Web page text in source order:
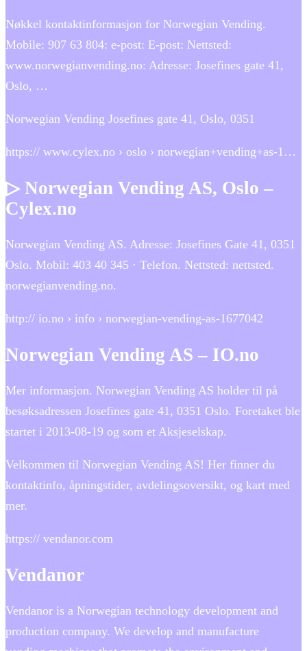
Nøkkel kontaktinformasjon for Norwegian Vending.
Mobile: 907 63 804: e-post: E-post: Nettsted:
www.norwegianvending.no: Adresse: Josefines gate 41,
Oslo, …
Norwegian Vending Josefines gate 41, Oslo, 0351
https:// www.cylex.no › oslo › norwegian+vending+as-1…
▷ Norwegian Vending AS, Oslo –
Cylex.no
Norwegian Vending AS. Adresse: Josefines Gate 41, 0351
Oslo. Mobil: 403 40 345 · Telefon. Nettsted: nettsted.
norwegianvending.no.
http:// io.no › info › norwegian-vending-as-1677042
Norwegian Vending AS – IO.no
Mer informasjon. Norwegian Vending AS holder til på
besøksadressen Josefines gate 41, 0351 Oslo. Foretaket ble
startet i 2013-08-19 og som et Aksjeselskap.
Velkommen til Norwegian Vending AS! Her finner du
kontaktinfo, åpningstider, avdelingsoversikt, og kart med
mer.
https:// vendanor.com
Vendanor
Vendanor is a Norwegian technology development and
production company. We develop and manufacture